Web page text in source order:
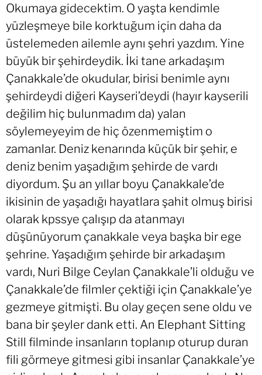
Okumaya gidecektim. O yaşta kendimle
yüzleşmeye bile korktuğum için daha da
üstelemeden ailemle aynı şehri yazdım. Yine
büyük bir şehirdeydik. İki tane arkadaşım
Çanakkale’de okudular, birisi benimle aynı
şehirdeydi diğeri Kayseri’deydi (hayır kayserili
değilim hiç bulunmadım da) yalan
söylemeyeyim de hiç özenmemiştim o
zamanlar. Deniz kenarında küçük bir şehir, e
deniz benim yaşadığım şehirde de vardı
diyordum. Şu an yıllar boyu Çanakkale’de
ikisinin de yaşadığı hayatlara şahit olmuş birisi
olarak kpssye çalışıp da atanmayı
düşünüyorum çanakkale veya başka bir ege
şehrine. Yaşadığım şehirde bir arkadaşım
vardı, Nuri Bilge Ceylan Çanakkale’li olduğu ve
Çanakkale’de filmler çektiği için Çanakkale’ye
gezmeye gitmişti. Bu olay geçen sene oldu ve
bana bir şeyler dank etti. An Elephant Sitting
Still filminde insanların toplanıp oturup duran
fili görmeye gitmesi gibi insanlar Çanakkale’ye